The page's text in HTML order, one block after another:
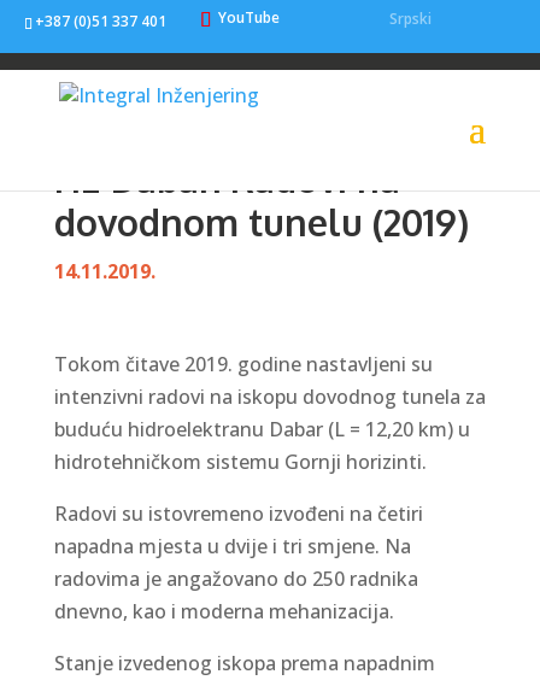
+387 (0)51 337 401 YouTube Srpski
HE Dabar: Radovi na
dovodnom tunelu (2019)
14.11.2019.
Tokom čitave 2019. godine nastavljeni su
intenzivni radovi na iskopu dovodnog tunela za
buduću hidroelektranu Dabar (L = 12,20 km) u
hidrotehničkom sistemu Gornji horizinti.
Radovi su istovremeno izvođeni na četiri
napadna mjesta u dvije i tri smjene. Na
radovima je angažovano do 250 radnika
dnevno, kao i moderna mehanizacija.
Stanje izvedenog iskopa prema napadnim